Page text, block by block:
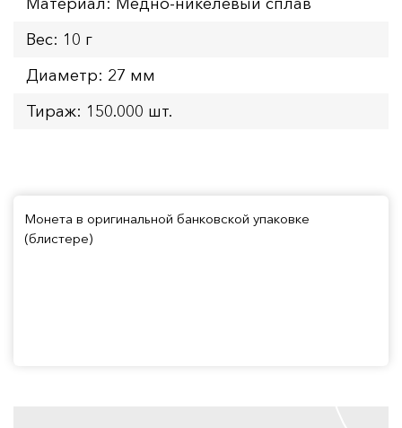
Вес: 10 г
Диаметр: 27 мм
Тираж: 150.000 шт.
Монета в оригинальной банковской упаковке
(блистере)